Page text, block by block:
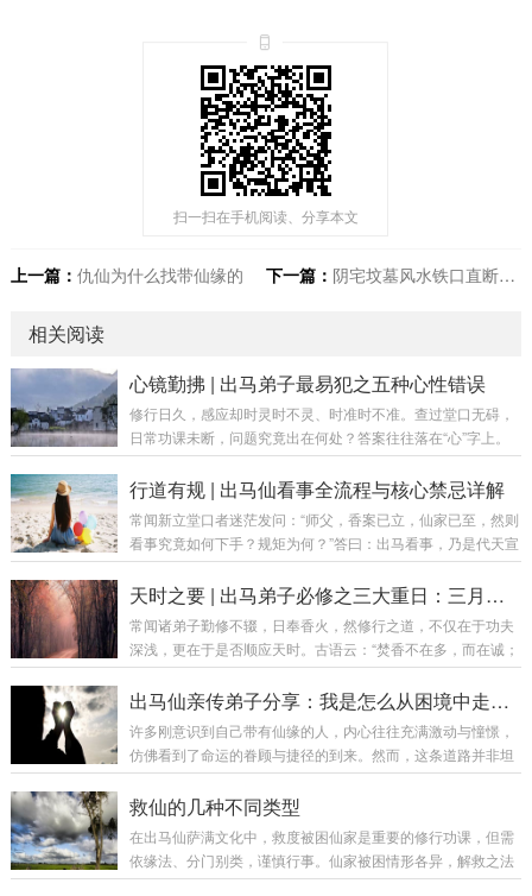
扫一扫在手机阅读、分享本文
上一篇： 仇仙为什么找带仙缘的 下一篇： 阴宅坟墓风水铁口直断：看懂这些，你也能断吉凶
相关阅读
心镜勤拂 | 出马弟子最易犯之五种心性错误
修行日久，感应却时灵时不灵、时准时不准。查过堂口无碍，
日常功课未断，问题究竟出在何处？答案往往落在“心”字上。
心性若偏，做什么都事倍功半。今日便将此五种心性病相、危
害与对治之法，为诸位善信一一剖明。错误一：分别心太重
份”者恭敬，对普通人敷衍。以缘主之外在条件决定自己之态
度。后果：仙家看的是平等心，非分别心。你对人有别，仙家
练：无论来者何人，皆视如父母、兄弟、姊妹。问...
行道有规 | 出马仙看事全流程与核心禁忌详解
常闻新立堂口者迷茫发问：“师父，香案已立，仙家已至，然则
看事究竟如何下手？规矩为何？”答曰：出马看事，乃是代天宣
化、为人解厄之责，绝非儿戏。若无规矩，则如盲人骑瞎马，
夜半临深池，不仅误人，更易自伤。今日便将这看事之请仙、
准备——请仙、报八字、踩窍第一要：请仙（搭桥引路）看事
之前，必先请仙家临坛。弟子之肉身，仅为“器皿”，若无仙家
号，若无香，则如手机无信号，信息难通。新弟...
天时之要 | 出马弟子必修之三大重日：三月三、六月六、九月九
常闻诸弟子勤修不辍，日奉香火，然修行之道，不仅在于功夫
深浅，更在于是否顺应天时。古语云：“焚香不在多，而在诚；
修行不在久，而在机。”一年之中，有三大重日，乃仙门气场最
为殊胜之时。于此三日修行，一炷香之功可抵平日十炷。今日
何谓“重日”？三月三、六月六、九月九，皆为农历中“月日同
数”之重日。在传统玄学中，“重日”乃天地交感、阴阳交泰之
为通畅，故为弟子与仙师沟通之黄金窗口。日...
出马仙亲传弟子分享：我是怎么从困境中走出来的
许多刚意识到自己带有仙缘的人，内心往往充满激动与憧憬，
仿佛看到了命运的眷顾与捷径的到来。然而，这条道路并非坦
途，更多时候是一场对心性的深度磨砺与考验。一、初识缘分
的激动与迷茫当身体开始出现莫名不适，被点破带有缘分时，
虚幻感。于是开始急切地全网搜寻“有缘人”，渴望早日立堂安
位，想象着自此神通具足、财源广进。这份急切与贪求，正是
救仙的几种不同类型
在出马仙萨满文化中，救度被困仙家是重要的修行功课，但需
依缘法、分门别类，谨慎行事。仙家被困情形各异，解救之法
亦须对症施为，不可盲目强求，否则不仅难以救度他缘，反易